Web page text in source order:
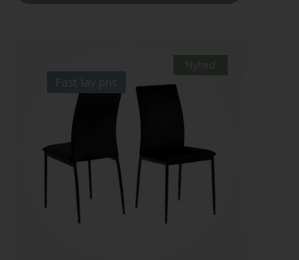
Fast lav pris